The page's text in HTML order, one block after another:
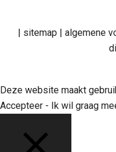
| sitemap | algemene
Deze website maakt
Accepteer - Ik wil graag